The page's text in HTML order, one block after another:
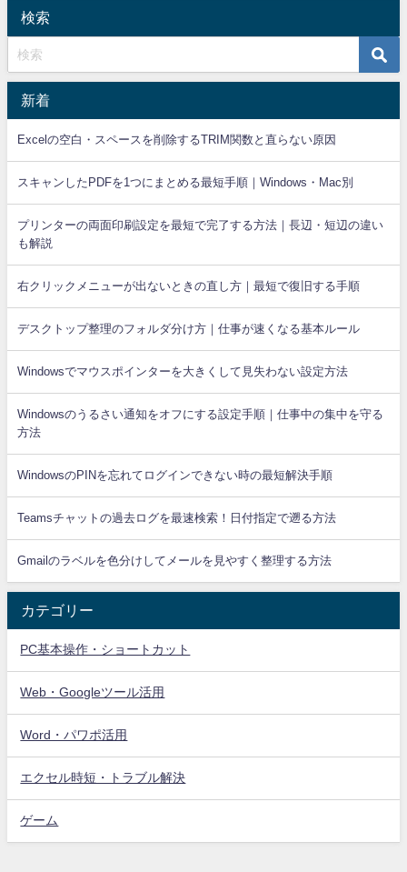
一括変換してから...
検索
新着
Excelの空白・スペースを削除するTRIM関数と直らない原因
スキャンしたPDFを1つにまとめる最短手順｜Windows・Mac別
プリンターの両面印刷設定を最短で完了する方法｜長辺・短辺の違い
も解説
右クリックメニューが出ないときの直し方｜最短で復旧する手順
デスクトップ整理のフォルダ分け方｜仕事が速くなる基本ルール
Windowsでマウスポインターを大きくして見失わない設定方法
Windowsのうるさい通知をオフにする設定手順｜仕事中の集中を守る
方法
WindowsのPINを忘れてログインできない時の最短解決手順
Teamsチャットの過去ログを最速検索！日付指定で遡る方法
Gmailのラベルを色分けしてメールを見やすく整理する方法
カテゴリー
PC基本操作・ショートカット
Web・Googleツール活用
Word・パワポ活用
エクセル時短・トラブル解決
ゲーム